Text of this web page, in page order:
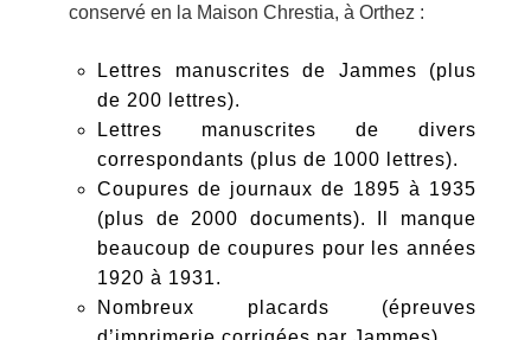
conservé en la Maison Chrestia, à Orthez :
Lettres manuscrites de Jammes (plus
de 200 lettres).
Lettres manuscrites de divers
correspondants (plus de 1000 lettres).
Coupures de journaux de 1895 à 1935
(plus de 2000 documents). Il manque
beaucoup de coupures pour les années
1920 à 1931.
Nombreux placards (épreuves